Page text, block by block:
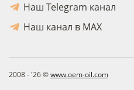
Наш Telegram канал
Наш канал в MAX
2008 - '26 ©www.oem-oil.com